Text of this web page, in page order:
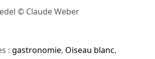
© Claude Weber
: gastronomie, Oiseau blanc,